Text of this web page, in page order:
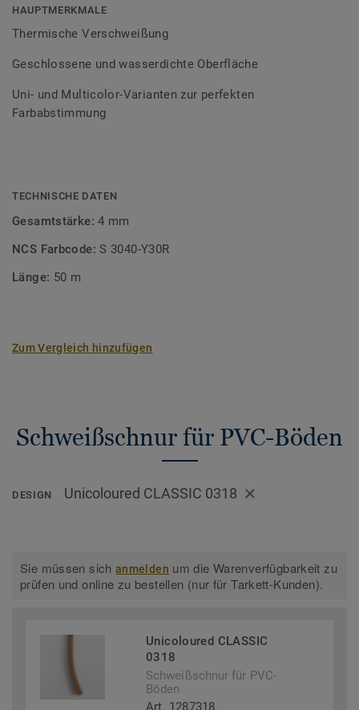
Bodenbelagssortiment abgestimmt. Durch die Verwendung
von Kontrastfarben lassen sich auch besondere
HAUPTMERKMALE
Thermische Verschweißung
Geschlossene und wasserdichte Oberfläche
Uni- und Multicolor-Varianten zur perfekten
Farbabstimmung
TECHNISCHE DATEN
Gesamtstärke:4 mm
NCS Farbcode:S 3040-Y30R
Länge: 50 m
Zum Vergleich hinzufügen
Schweißschnur für PVC-Böden
DESIGN Unicoloured CLASSIC 0318
Sie müssen sichanmelden um die Warenverfügbarkeit zu
prüfen und online zu bestellen (nur für Tarkett-Kunden).
Unicoloured CLASSIC
0318
Schweißschnur für PVC-
Böden
Art. 1287318